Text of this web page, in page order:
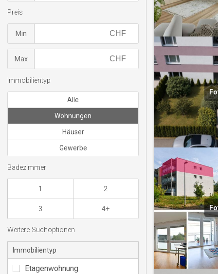
Preis
Min
Max
Immobilientyp
Alle
Wohnungen
Häuser
Gewerbe
Badezimmer
1 2
3 4+
Weitere Suchoptionen
Immobilientyp
Etagenwohnung